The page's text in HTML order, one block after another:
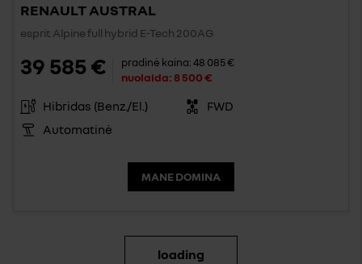
RENAULT AUSTRAL
esprit Alpine full hybrid E-Tech 200AG
39 585 € pradinė kaina:48 085 €
nuolaida:8 500 €
Hibridas (Benz./El.)
FWD
Automatinė
MANE DOMINA
loading